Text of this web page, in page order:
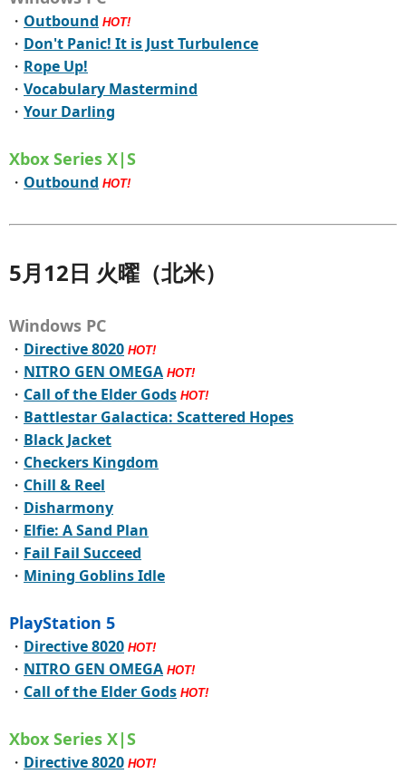
・ Outbound HOT!
・ Don't Panic! It is Just Turbulence
・ Rope Up!
・ Vocabulary Mastermind
・ Your Darling
Xbox Series X|S
・ Outbound HOT!
5月12日 火曜（北米）
Windows PC
・ Directive 8020 HOT!
・ NITRO GEN OMEGA HOT!
・ Call of the Elder Gods HOT!
・ Battlestar Galactica: Scattered Hopes
・ Black Jacket
・ Checkers Kingdom
・ Chill & Reel
・ Disharmony
・ Elfie: A Sand Plan
・ Fail Fail Succeed
・ Mining Goblins Idle
PlayStation 5
・ Directive 8020 HOT!
・ NITRO GEN OMEGA HOT!
・ Call of the Elder Gods HOT!
Xbox Series X|S
・ Directive 8020 HOT!